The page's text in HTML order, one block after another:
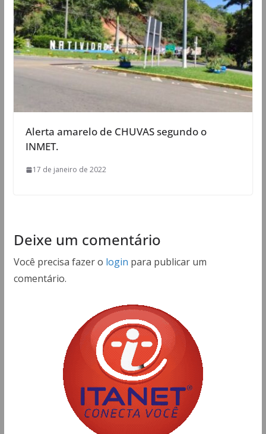
Alerta amarelo de CHUVAS segundo o
INMET.
17 de janeiro de 2022
Deixe um comentário
Você precisa fazer o login para publicar um
comentário.